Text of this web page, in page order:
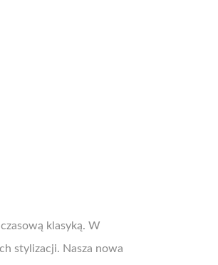
klasyką. W
stylizacji. Nasza nowa